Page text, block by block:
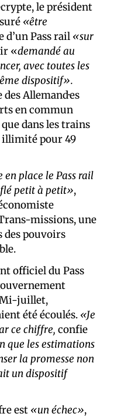
le président
«être
d’un Pass rail «sur
«demandé au
avec toutes les
dispositif».
Allemand·es
en commun
dans les trains
illimité pour 49
place le Pass rail
petit à petit»,
missions, une
des pouvoirs
officiel du Pass
Mi-juillet,
été écoulés. «Je
ce chiffre, confie
que les estimations
la promesse non
un dispositif
est «un échec»,